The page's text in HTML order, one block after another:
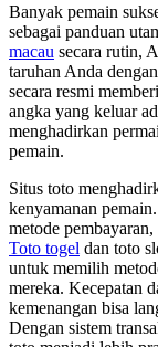
Banyak pemain
sebagai panduan
macau secara rutin,
taruhan Anda
secara resmi
angka yang keluar
menghadirkan
pemain.
Situs toto
kenyamanan
metode
Toto togel dan toto
untuk memilih
mereka. Kecepatan
kemenangan bisa
Dengan sistem